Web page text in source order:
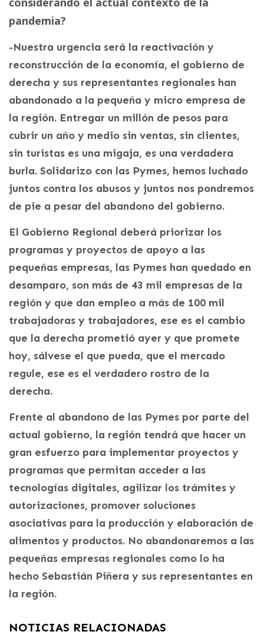
pandemia?
-Nuestra urgencia será la reactivación y
reconstrucción de la economía, el gobierno de
derecha y sus representantes regionales han
abandonado a la pequeña y micro empresa de
la región. Entregar un millón de pesos para
cubrir un año y medio sin ventas, sin clientes,
sin turistas es una migaja, es una verdadera
burla. Solidarizo con las Pymes, hemos luchado
juntos contra los abusos y juntos nos pondremos
de pie a pesar del abandono del gobierno.
El Gobierno Regional deberá priorizar los
programas y proyectos de apoyo a las
pequeñas empresas, las Pymes han quedado en
desamparo, son más de 43 mil empresas de la
región y que dan empleo a más de 100 mil
trabajadoras y trabajadores, ese es el cambio
que la derecha prometió ayer y que promete
hoy, sálvese el que pueda, que el mercado
regule, ese es el verdadero rostro de la
derecha.
Frente al abandono de las Pymes por parte del
actual gobierno, la región tendrá que hacer un
gran esfuerzo para implementar proyectos y
programas que permitan acceder a las
tecnologías digitales, agilizar los trámites y
autorizaciones, promover soluciones
asociativas para la producción y elaboración de
alimentos y productos. No abandonaremos a las
pequeñas empresas regionales como lo ha
hecho Sebastián Piñera y sus representantes en
la región.
NOTICIAS RELACIONADAS